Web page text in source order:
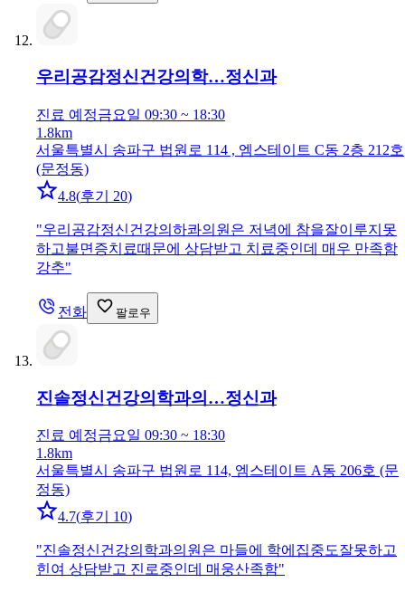
우리공감정신건강의학…정신과
진료 예정금요일 09:30 ~ 18:30
1.8km
서울특별시 송파구 법원로 114 , 엠스테이트 C동 2층 212호
(문정동)
4.8(후기 20)
"우리공감정신건강의하콰의원은 저녁에 참을잘이루지못
하고불면증치료때문에 상담받고 치료중인데 매우 만족함
강추"
전화 팔로우
진솔정신건강의학과의…정신과
진료 예정금요일 09:30 ~ 18:30
1.8km
서울특별시 송파구 법원로 114, 엠스테이트 A동 206호 (문
정동)
4.7(후기 10)
"진솔정신건강의학과의원은 마들에 학에집중도잘못하고
힌여 상담받고 진로중인데 매웅산족함"